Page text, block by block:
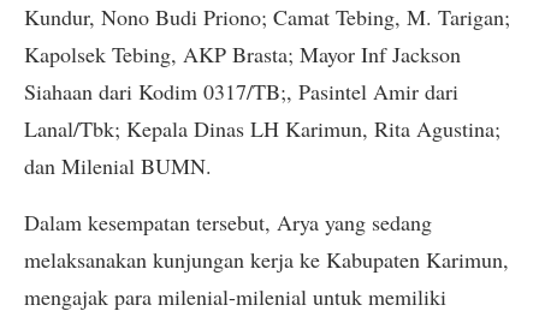
Kundur, Nono Budi Priono; Camat Tebing, M. Tarigan;
Kapolsek Tebing, AKP Brasta; Mayor Inf Jackson
Siahaan dari Kodim 0317/TB;, Pasintel Amir dari
Lanal/Tbk; Kepala Dinas LH Karimun, Rita Agustina;
dan Milenial BUMN.
Dalam kesempatan tersebut, Arya yang sedang
melaksanakan kunjungan kerja ke Kabupaten Karimun,
mengajak para milenial-milenial untuk memiliki